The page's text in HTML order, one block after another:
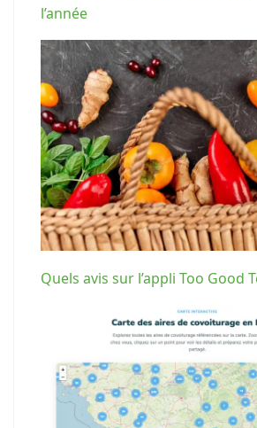
l’année
Quels avis sur l’appli Too Good